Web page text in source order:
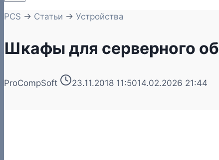
PCS → Статьи → Устройства
Шкафы для серверного
ProCompSoft 23.11.2018 11:5014.02.2026 21:44